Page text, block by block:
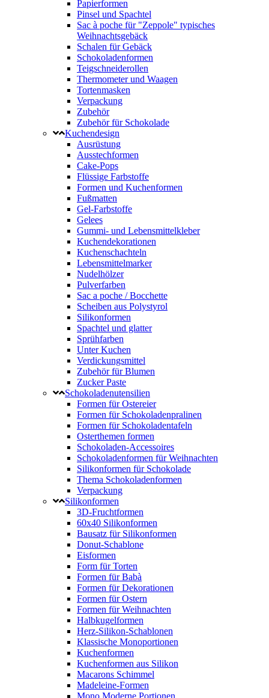
Papierformen
Pinsel und Spachtel
Sac à poche für "Zeppole" typisches
Weihnachtsgebäck
Schalen für Gebäck
Schokoladenformen
Teigschneiderollen
Thermometer und Waagen
Tortenmasken
Verpackung
Zubehör
Zubehör für Schokolade
Kuchendesign
Ausrüstung
Ausstechformen
Cake-Pops
Flüssige Farbstoffe
Formen und Kuchenformen
Fußmatten
Gel-Farbstoffe
Gelees
Gummi- und Lebensmittelkleber
Kuchendekorationen
Kuchenschachteln
Lebensmittelmarker
Nudelhölzer
Pulverfarben
Sac a poche / Bocchette
Scheiben aus Polystyrol
Silikonformen
Spachtel und glatter
Sprühfarben
Unter Kuchen
Verdickungsmittel
Zubehör für Blumen
Zucker Paste
Schokoladenutensilien
Formen für Ostereier
Formen für Schokoladenpralinen
Formen für Schokoladentafeln
Osterthemen formen
Schokoladen-Accessoires
Schokoladenformen für Weihnachten
Silikonformen für Schokolade
Thema Schokoladenformen
Verpackung
Silikonformen
3D-Fruchtformen
60x40 Silikonformen
Bausatz für Silikonformen
Donut-Schablone
Eisformen
Form für Torten
Formen für Babà
Formen für Dekorationen
Formen für Ostern
Formen für Weihnachten
Halbkugelformen
Herz-Silikon-Schablonen
Klassische Monoportionen
Kuchenformen
Kuchenformen aus Silikon
Macarons Schimmel
Madeleine-Formen
Mono Moderne Portionen